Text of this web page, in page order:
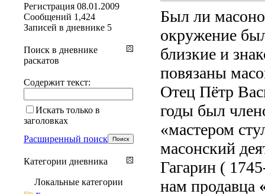
Был ли
окружение
близкие и
повязаны
Отец Пётр
годы был
«мастером
масонский
Гагарин (
нам продавца
Регистрация 08.01.2009
Сообщений 1,424
Записей в дневнике 5
Поиск в дневнике
раскатов
Содержит текст:
Искать только в
заголовках
Расширенный поиск
Категории дневника
Локальные категории